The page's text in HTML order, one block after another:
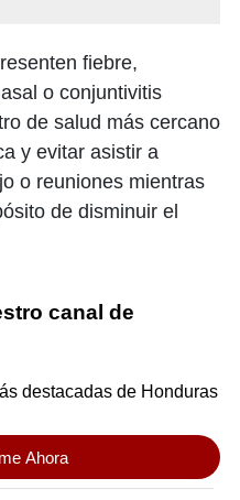
fiebre,
o conjuntivitis
de salud más cercano
y evitar asistir a
o reuniones mientras
de disminuir el
canal de
destacadas de Honduras
Ahora